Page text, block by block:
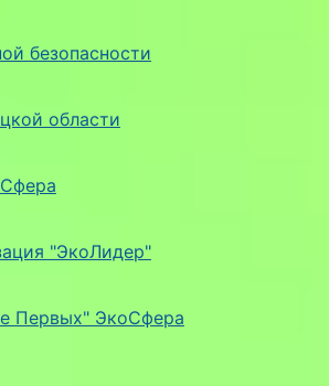
безопасности
области
"ЭкоЛидер"
Первых" ЭкоСфера